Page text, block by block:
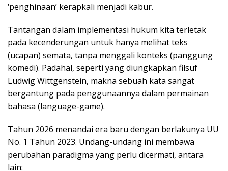
‘penghinaan’ kerapkali menjadi kabur.
Tantangan dalam implementasi hukum kita terletak
pada kecenderungan untuk hanya melihat teks
(ucapan) semata, tanpa menggali konteks (panggung
komedi). Padahal, seperti yang diungkapkan filsuf
Ludwig Wittgenstein, makna sebuah kata sangat
bergantung pada penggunaannya dalam permainan
bahasa (language-game).
Tahun 2026 menandai era baru dengan berlakunya UU
No. 1 Tahun 2023. Undang-undang ini membawa
perubahan paradigma yang perlu dicermati, antara
lain: